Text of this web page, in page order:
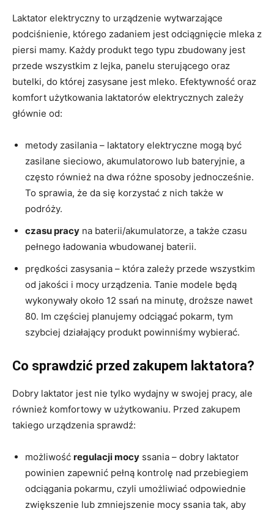
Laktator elektryczny to urządzenie wytwarzające
podciśnienie, którego zadaniem jest odciągnięcie mleka z
piersi mamy. Każdy produkt tego typu zbudowany jest
przede wszystkim z lejka, panelu sterującego oraz
butelki, do której zasysane jest mleko. Efektywność oraz
komfort użytkowania laktatorów elektrycznych zależy
głównie od:
metody zasilania – laktatory elektryczne mogą być
zasilane sieciowo, akumulatorowo lub bateryjnie, a
często również na dwa różne sposoby jednocześnie.
To sprawia, że da się korzystać z nich także w
podróży.
czasu pracy na baterii/akumulatorze, a także czasu
pełnego ładowania wbudowanej baterii.
prędkości zasysania – która zależy przede wszystkim
od jakości i mocy urządzenia. Tanie modele będą
wykonywały około 12 ssań na minutę, droższe nawet
80. Im częściej planujemy odciągać pokarm, tym
szybciej działający produkt powinniśmy wybierać.
Co sprawdzić przed zakupem laktatora?
Dobry laktator jest nie tylko wydajny w swojej pracy, ale
również komfortowy w użytkowaniu. Przed zakupem
takiego urządzenia sprawdź:
możliwość regulacji mocy ssania – dobry laktator
powinien zapewnić pełną kontrolę nad przebiegiem
odciągania pokarmu, czyli umożliwiać odpowiednie
zwiększenie lub zmniejszenie mocy ssania tak, aby